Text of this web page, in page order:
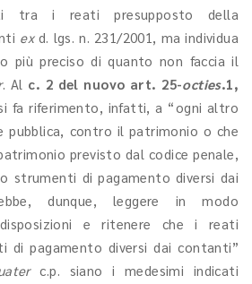
tra i reati presupposto della
exd. lgs. n. 231/2001, ma individua
più preciso di quanto non faccia il
. Al c. 2 del nuovo art. 25-octies.1,
fa riferimento, infatti, a “ogni altro
contro il patrimonio o che
previsto dal codice penale,
strumenti di pagamento diversi dai
dunque, leggere in modo
e ritenere che i reati
di pagamento diversi dai contanti”
c.p. siano i medesimi indicati